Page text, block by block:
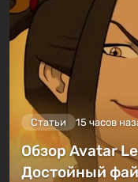
Статьи 15 часов
Обзор Avatar
Достойный